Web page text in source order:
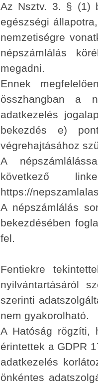
Az Nsztv. 3. § (1)
egészségi
nemzetiségre
népszámlálás
megadni.
Ennek
összhangban a
adatkezelés
bekezdés e)
végrehajtásához
A
következő
https://
A népszámlálás
bekezdésében
fel.
Fentiekre
nyilvántartásáról
szerinti
nem gyakorolható.
A Hatóság rögzíti,
érintettek a GDPR
adatkezelés
önkéntes